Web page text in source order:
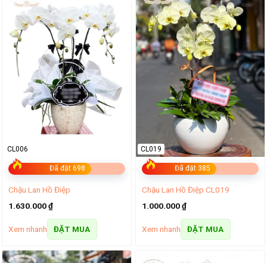
Đã đặt 698
CL006
Chậu Lan Hồ Điệp
1.630.000₫
Xem nhanh ĐẶT MUA
Đã đặt 385
CL019
Chậu Lan Hồ Điệp CL019
1.000.000₫
Xem nhanh ĐẶT MUA